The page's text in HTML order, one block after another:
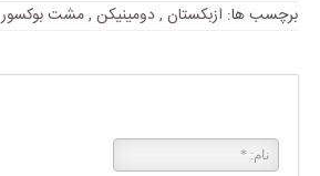
برچسب ها: ازبکستان ,دومینیکن ,مشت بوکسور